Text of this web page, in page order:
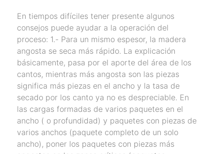
En tiempos difíciles tener presente algunos
consejos puede ayudar a la operación del
proceso: 1.- Para un mismo espesor, la madera
angosta se seca más rápido. La explicación
básicamente, pasa por el aporte del área de los
cantos, mientras más angosta son las piezas
significa más piezas en el ancho y la tasa de
secado por los canto ya no es despreciable. En
las cargas formadas de varios paquetes en el
ancho ( o profundidad) y paquetes con piezas de
varios anchos (paquete completo de un solo
ancho), poner los paquetes con piezas más